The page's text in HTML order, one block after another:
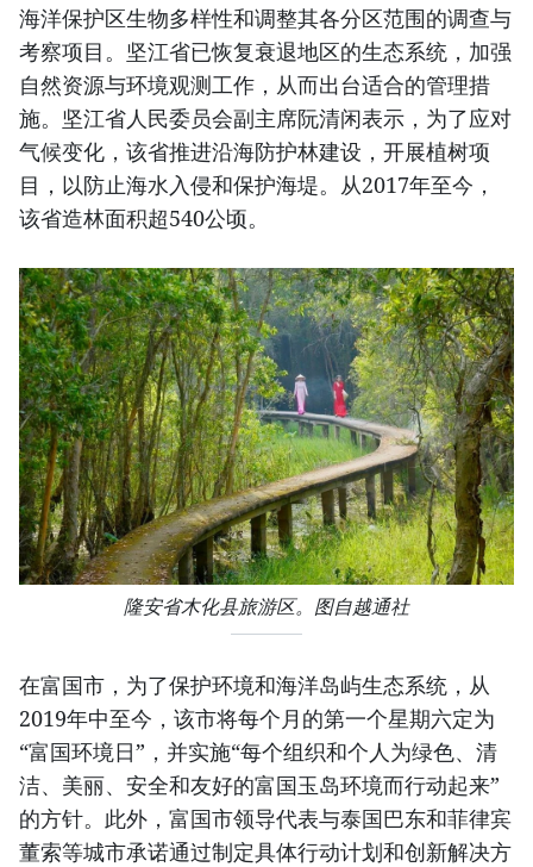
海洋保护区生物多样性和调整其各分区范围的调查与
考察项目。坚江省已恢复衰退地区的生态系统，加强
自然资源与环境观测工作，从而出台适合的管理措
施。坚江省人民委员会副主席阮清闲表示，为了应对
气候变化，该省推进沿海防护林建设，开展植树项
目，以防止海水入侵和保护海堤。从2017年至今，
该省造林面积超540公顷。
隆安省木化县旅游区。图自越通社
在富国市，为了保护环境和海洋岛屿生态系统，从
2019年中至今，该市将每个月的第一个星期六定为
“富国环境日”，并实施“每个组织和个人为绿色、清
洁、美丽、安全和友好的富国玉岛环境而行动起来”
的方针。此外，富国市领导代表与泰国巴东和菲律宾
董索等城市承诺通过制定具体行动计划和创新解决方